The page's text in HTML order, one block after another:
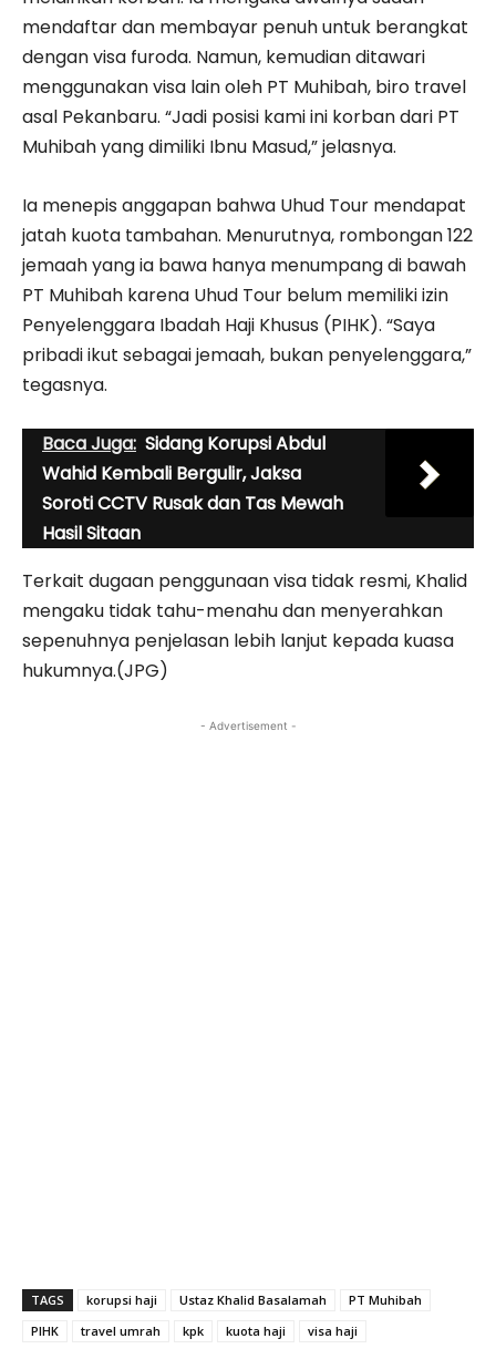
mendaftar dan membayar penuh untuk berangkat
dengan visa furoda. Namun, kemudian ditawari
menggunakan visa lain oleh PT Muhibah, biro travel
asal Pekanbaru. “Jadi posisi kami ini korban dari PT
Muhibah yang dimiliki Ibnu Masud,” jelasnya.
Ia menepis anggapan bahwa Uhud Tour mendapat
jatah kuota tambahan. Menurutnya, rombongan 122
jemaah yang ia bawa hanya menumpang di bawah
PT Muhibah karena Uhud Tour belum memiliki izin
Penyelenggara Ibadah Haji Khusus (PIHK). “Saya
pribadi ikut sebagai jemaah, bukan penyelenggara,”
tegasnya.
Baca Juga: Sidang Korupsi Abdul
Wahid Kembali Bergulir, Jaksa
Soroti CCTV Rusak dan Tas Mewah
Hasil Sitaan
Terkait dugaan penggunaan visa tidak resmi, Khalid
mengaku tidak tahu-menahu dan menyerahkan
sepenuhnya penjelasan lebih lanjut kepada kuasa
hukumnya.(JPG)
- Advertisement -
TAGS korupsi haji Ustaz Khalid Basalamah
PT Muhibah
PIHK
travel umrah kpk kuota haji visa haji